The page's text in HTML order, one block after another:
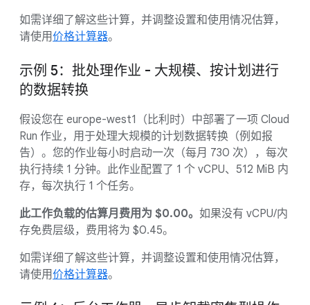
如需详细了解这些计算，并调整设置和使用情况估算，
请使用价格计算器。
示例 5：批处理作业 - 大规模、按计划进行
的数据转换
假设您在 europe-west1（比利时）中部署了一项 Cloud
Run 作业，用于处理大规模的计划数据转换（例如报
告）。您的作业每小时启动一次（每月 730 次），每次
执行持续 1 分钟。此作业配置了 1 个 vCPU、512 MiB 内
存，每次执行 1 个任务。
此工作负载的估算月费用为 $0.00。 如果没有 vCPU/内
存免费层级，费用将为 $0.45。
如需详细了解这些计算，并调整设置和使用情况估算，
请使用价格计算器。